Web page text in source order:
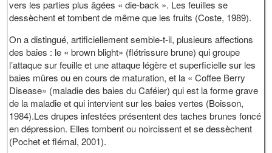
vers les parties plus âgées « die-back ». Les feuilles se
dessèchent et tombent de même que les fruits (Coste, 1989).
On a distingué, artificiellement semble-t-il, plusieurs affections
des baies : le « brown blight» (flétrissure brune) qui groupe
l’attaque sur feuille et une attaque légère et superficielle sur les
baies mûres ou en cours de maturation, et la « Coffee Berry
Disease» (maladie des baies du Caféier) qui est la forme grave
de la maladie et qui intervient sur les baies vertes (Boisson,
1984).Les drupes infestées présentent des taches brunes foncé
en dépression. Elles tombent ou noircissent et se dessèchent
(Pochet et flémal, 2001).